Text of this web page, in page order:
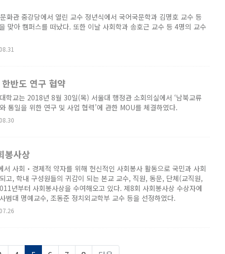
화관 중강당에서 열린 교수 정년식에서 국어국문학과 김명호 교수 등
맞아 캠퍼스를 떠났다. 또한 이날 사회학과 송호근 교수 등 4명의 교수
반도 연구 협약
학교는 2018년 8월 30일(목) 서울대 행정관 소회의실에서 ‘남북교류
통일을 위한 연구 및 사업 협력’에 관한 MOU를 체결하였다.
봉사상
서 사회‧경제적 약자를 위해 헌신적인 사회봉사 활동으로 국민과 사회
고, 학내 구성원들의 귀감이 되는 본교 교수, 직원, 동문, 단체(교직원,
년부터 사회봉사상을 수여해오고 있다. 제8회 사회봉사상 수상자에
범대 명예교수, 조동준 정치외교학부 교수 등을 선정하였다.